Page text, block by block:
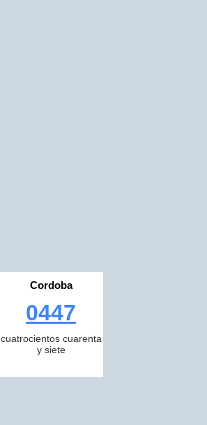
Cordoba
0447
cuatrocientos cuarenta
y siete